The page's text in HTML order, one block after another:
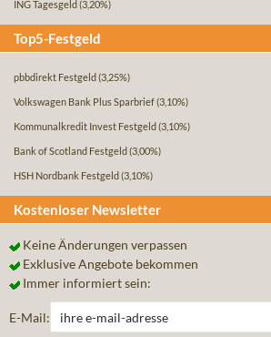
ING Tagesgeld (3,20%)
Top5-Festgeld
pbbdirekt Festgeld (3,25%)
Volkswagen Bank Plus Sparbrief(3,10%)
Kommunalkredit Invest Festgeld (3,10%)
Bank of Scotland Festgeld (3,00%)
HSH Nordbank Festgeld (3,10%)
Kostenloser Newsletter
Keine Änderungen verpassen
Exklusive Angebote bekommen
Immer informiert sein:
E-Mail: